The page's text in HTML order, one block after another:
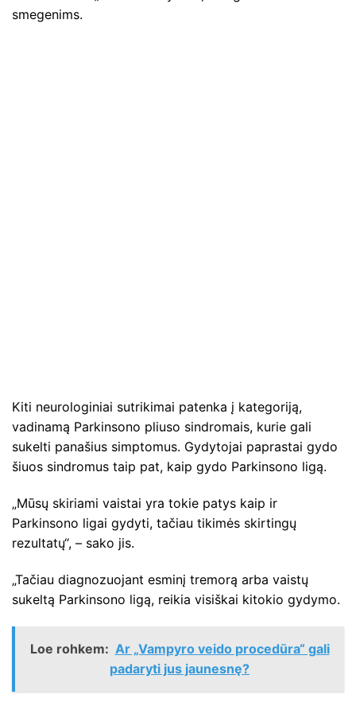
smegenims.
Kiti neurologiniai sutrikimai patenka į kategoriją,
vadinamą Parkinsono pliuso sindromais, kurie gali
sukelti panašius simptomus. Gydytojai paprastai gydo
šiuos sindromus taip pat, kaip gydo Parkinsono ligą.
„Mūsų skiriami vaistai yra tokie patys kaip ir
Parkinsono ligai gydyti, tačiau tikimės skirtingų
rezultatų“, – sako jis.
„Tačiau diagnozuojant esminį tremorą arba vaistų
sukeltą Parkinsono ligą, reikia visiškai kitokio gydymo.
Loe rohkem: Ar „Vampyro veido procedūra“ gali
padaryti jus jaunesnę?